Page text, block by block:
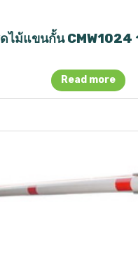
ไม้แขนกั้น CMW1024
Read more